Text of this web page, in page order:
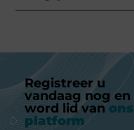
Registreer u
vandaag nog en
word lid van ons
platform